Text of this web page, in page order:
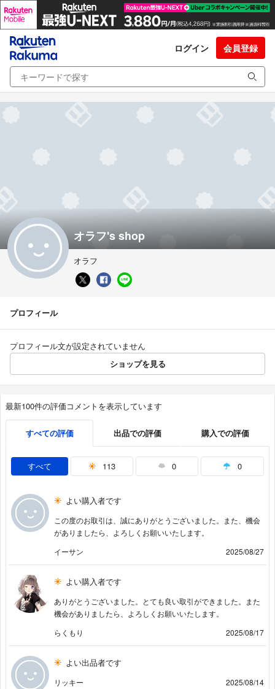
ログイン 会員登録
オラフ's shop
オラフ
プロフィール
プロフィール文が設定されていません
ショップを見る
最新100件の評価コメントを表示しています
すべての評価 出品での評価 購入での評価
すべて 113 0 0
よい購入者です
この度のお取引は、誠にありがとうございました。また、機会
がありましたら、よろしくお願いいたします。
イーサン
2025/08/27
よい購入者です
ありがとうございました。とても良い取引ができました。また
機会がありましたら、よろしくお願いいたします。
らくもり
2025/08/17
よい出品者です
リッキー 2025/08/14